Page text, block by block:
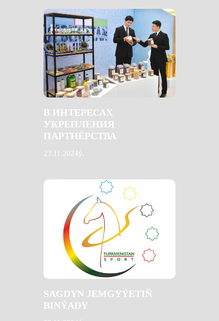
В ИНТЕРЕСАХ
УКРЕПЛЕНИЯ
ПАРТНЁРСТВА
23.11.2024ý.
SAGDYN JEMGYÝETIŇ
BINÝADY